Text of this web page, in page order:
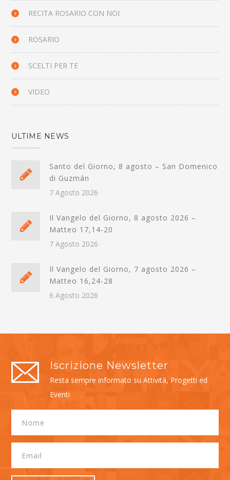
RECITA ROSARIO CON NOI
ROSARIO
SCELTI PER TE
VIDEO
ULTIME NEWS
Santo del Giorno, 8 agosto – San Domenico
di Guzmán
7 Agosto 2026
Il Vangelo del Giorno, 8 agosto 2026 –
Matteo 17,14-20
7 Agosto 2026
Il Vangelo del Giorno, 7 agosto 2026 –
Matteo 16,24-28
6 Agosto 2026
Iscrizione Newsletter
Resta sempre informato su Attività, Progetti ed
Eventi